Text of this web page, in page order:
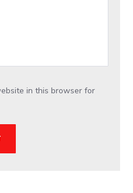
in this browser for